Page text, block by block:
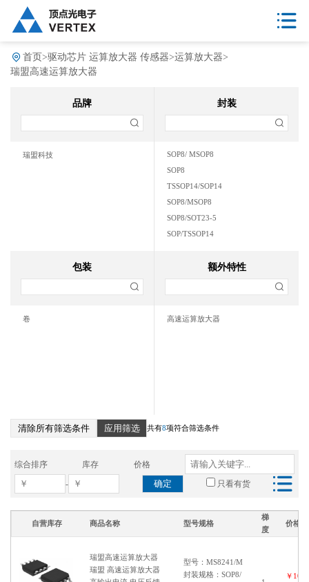
首页 >驱动芯片 运算放大器 传感器>运算放大器>
瑞盟高速运算放大器
品牌
瑞盟科技
封装
SOP8/ MSOP8
SOP8
TSSOP14/SOP14
SOP8/MSOP8
SOP8/SOT23-5
SOP/TSSOP14
包装
卷
额外特性
高速运算放大器
清除所有筛选条件 应用筛选 共有8项符合筛选条件
综合排序 库存 价格
- 确定 只看有货
自营库存 商品名称 型号规格
梯
度
价格
瑞盟高速运算放大器
瑞盟 高速运算放大器
型号：MS8241/M
封装规格：SOP8/
￥